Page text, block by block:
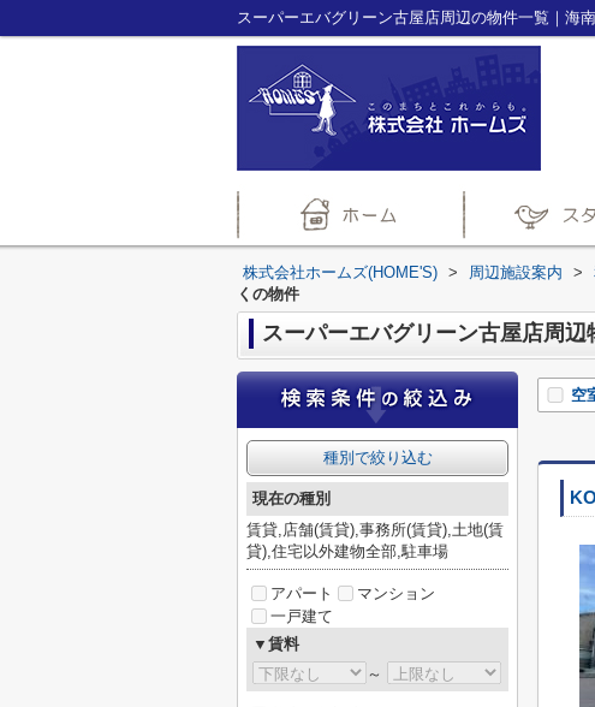
株式会社ホームズ(HOME'S) > 周辺施設案内 >
くの物件
スーパーエバグリーン古屋店周辺
空
種別で絞り込む
現在の種別
賃貸,店舗(賃貸),事務所(賃貸),土地(賃
貸),住宅以外建物全部,駐車場
アパート
マンション
一戸建て
▼賃料
～